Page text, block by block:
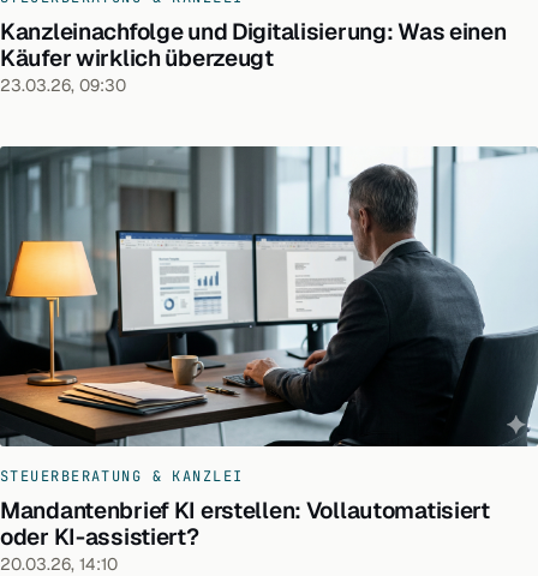
Kanzleinachfolge und Digitalisierung: Was einen
Käufer wirklich überzeugt
23.03.26, 09:30
STEUERBERATUNG & KANZLEI
Mandantenbrief KI erstellen: Vollautomatisiert
oder KI-assistiert?
20.03.26, 14:10